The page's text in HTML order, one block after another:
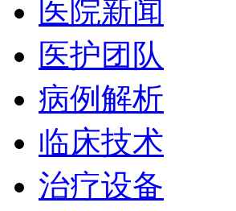
医院新闻
医护团队
病例解析
临床技术
治疗设备